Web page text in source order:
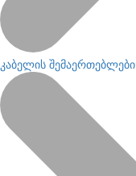
კაბელის შემაერთებლები